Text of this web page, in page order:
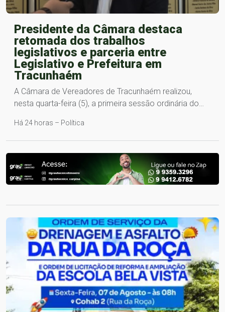
Presidente da Câmara destaca
retomada dos trabalhos
legislativos e parceria entre
Legislativo e Prefeitura em
Tracunhaém
A Câmara de Vereadores de Tracunhaém realizou,
nesta quarta-feira (5), a primeira sessão ordinária do…
Há 24 horas – Política